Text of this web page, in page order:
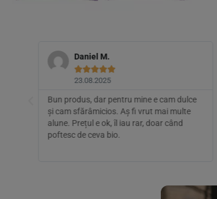
Daniel M.

23.08.2025
Bun produs, dar pentru mine e cam dulce
și cam sfărâmicios. Aș fi vrut mai multe
alune. Prețul e ok, îl iau rar, doar când
poftesc de ceva bio.